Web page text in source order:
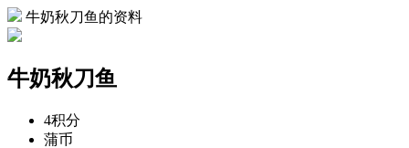
牛奶秋刀鱼的资料
牛奶秋刀鱼
4积分
蒲币